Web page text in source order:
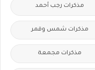
مذكرات رجب أحمد
مذكرات شمس وقمر
مذكرات مجمعة